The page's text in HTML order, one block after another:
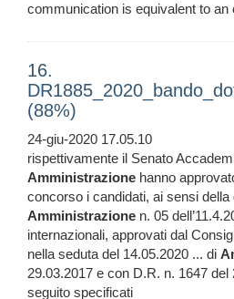
communication is equivalent to an
16.
(88%)
24-giu-2020 17.05.10
rispettivamente il Senato
Amministrazione hanno
concorso i candidati, ai sensi della
Amministrazione n. 05
internazionali, approvati dal
nella seduta del 14.05.2020 ... di
29.03.2017 e con D.R. n. 1647
seguito specificati